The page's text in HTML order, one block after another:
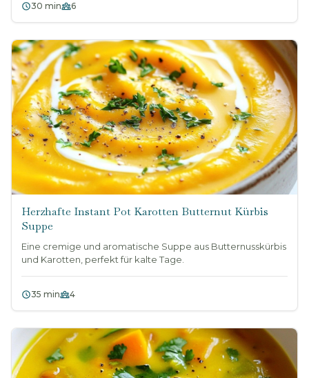
30 min 6
Herzhafte Instant Pot Karotten Butternut Kürbis
Suppe
Eine cremige und aromatische Suppe aus Butternusskürbis
und Karotten, perfekt für kalte Tage.
35 min 4